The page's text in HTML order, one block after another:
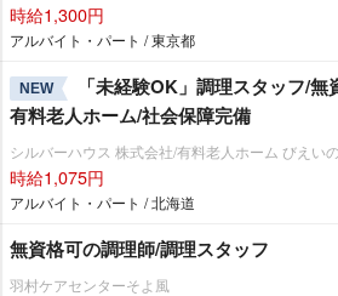
時給1,300円
アルバイト・パート / 東京都
NEW
「未経験OK」調理スタッフ/
有料老人ホーム/社会保障完備
シルバーハウス 株式会社/有料老人ホーム びえい
時給1,075円
アルバイト・パート / 北海道
無資格可の調理師/調理スタッフ
羽村ケアセンターそよ風